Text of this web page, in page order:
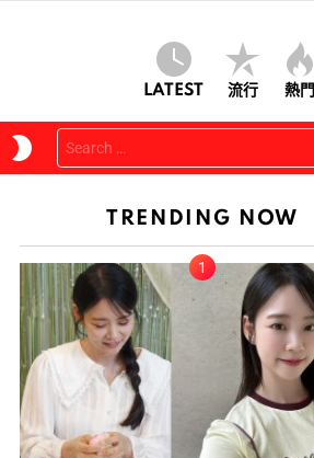
LATEST 流行 熱門
SKIN
Search
for:
TRENDING NOW